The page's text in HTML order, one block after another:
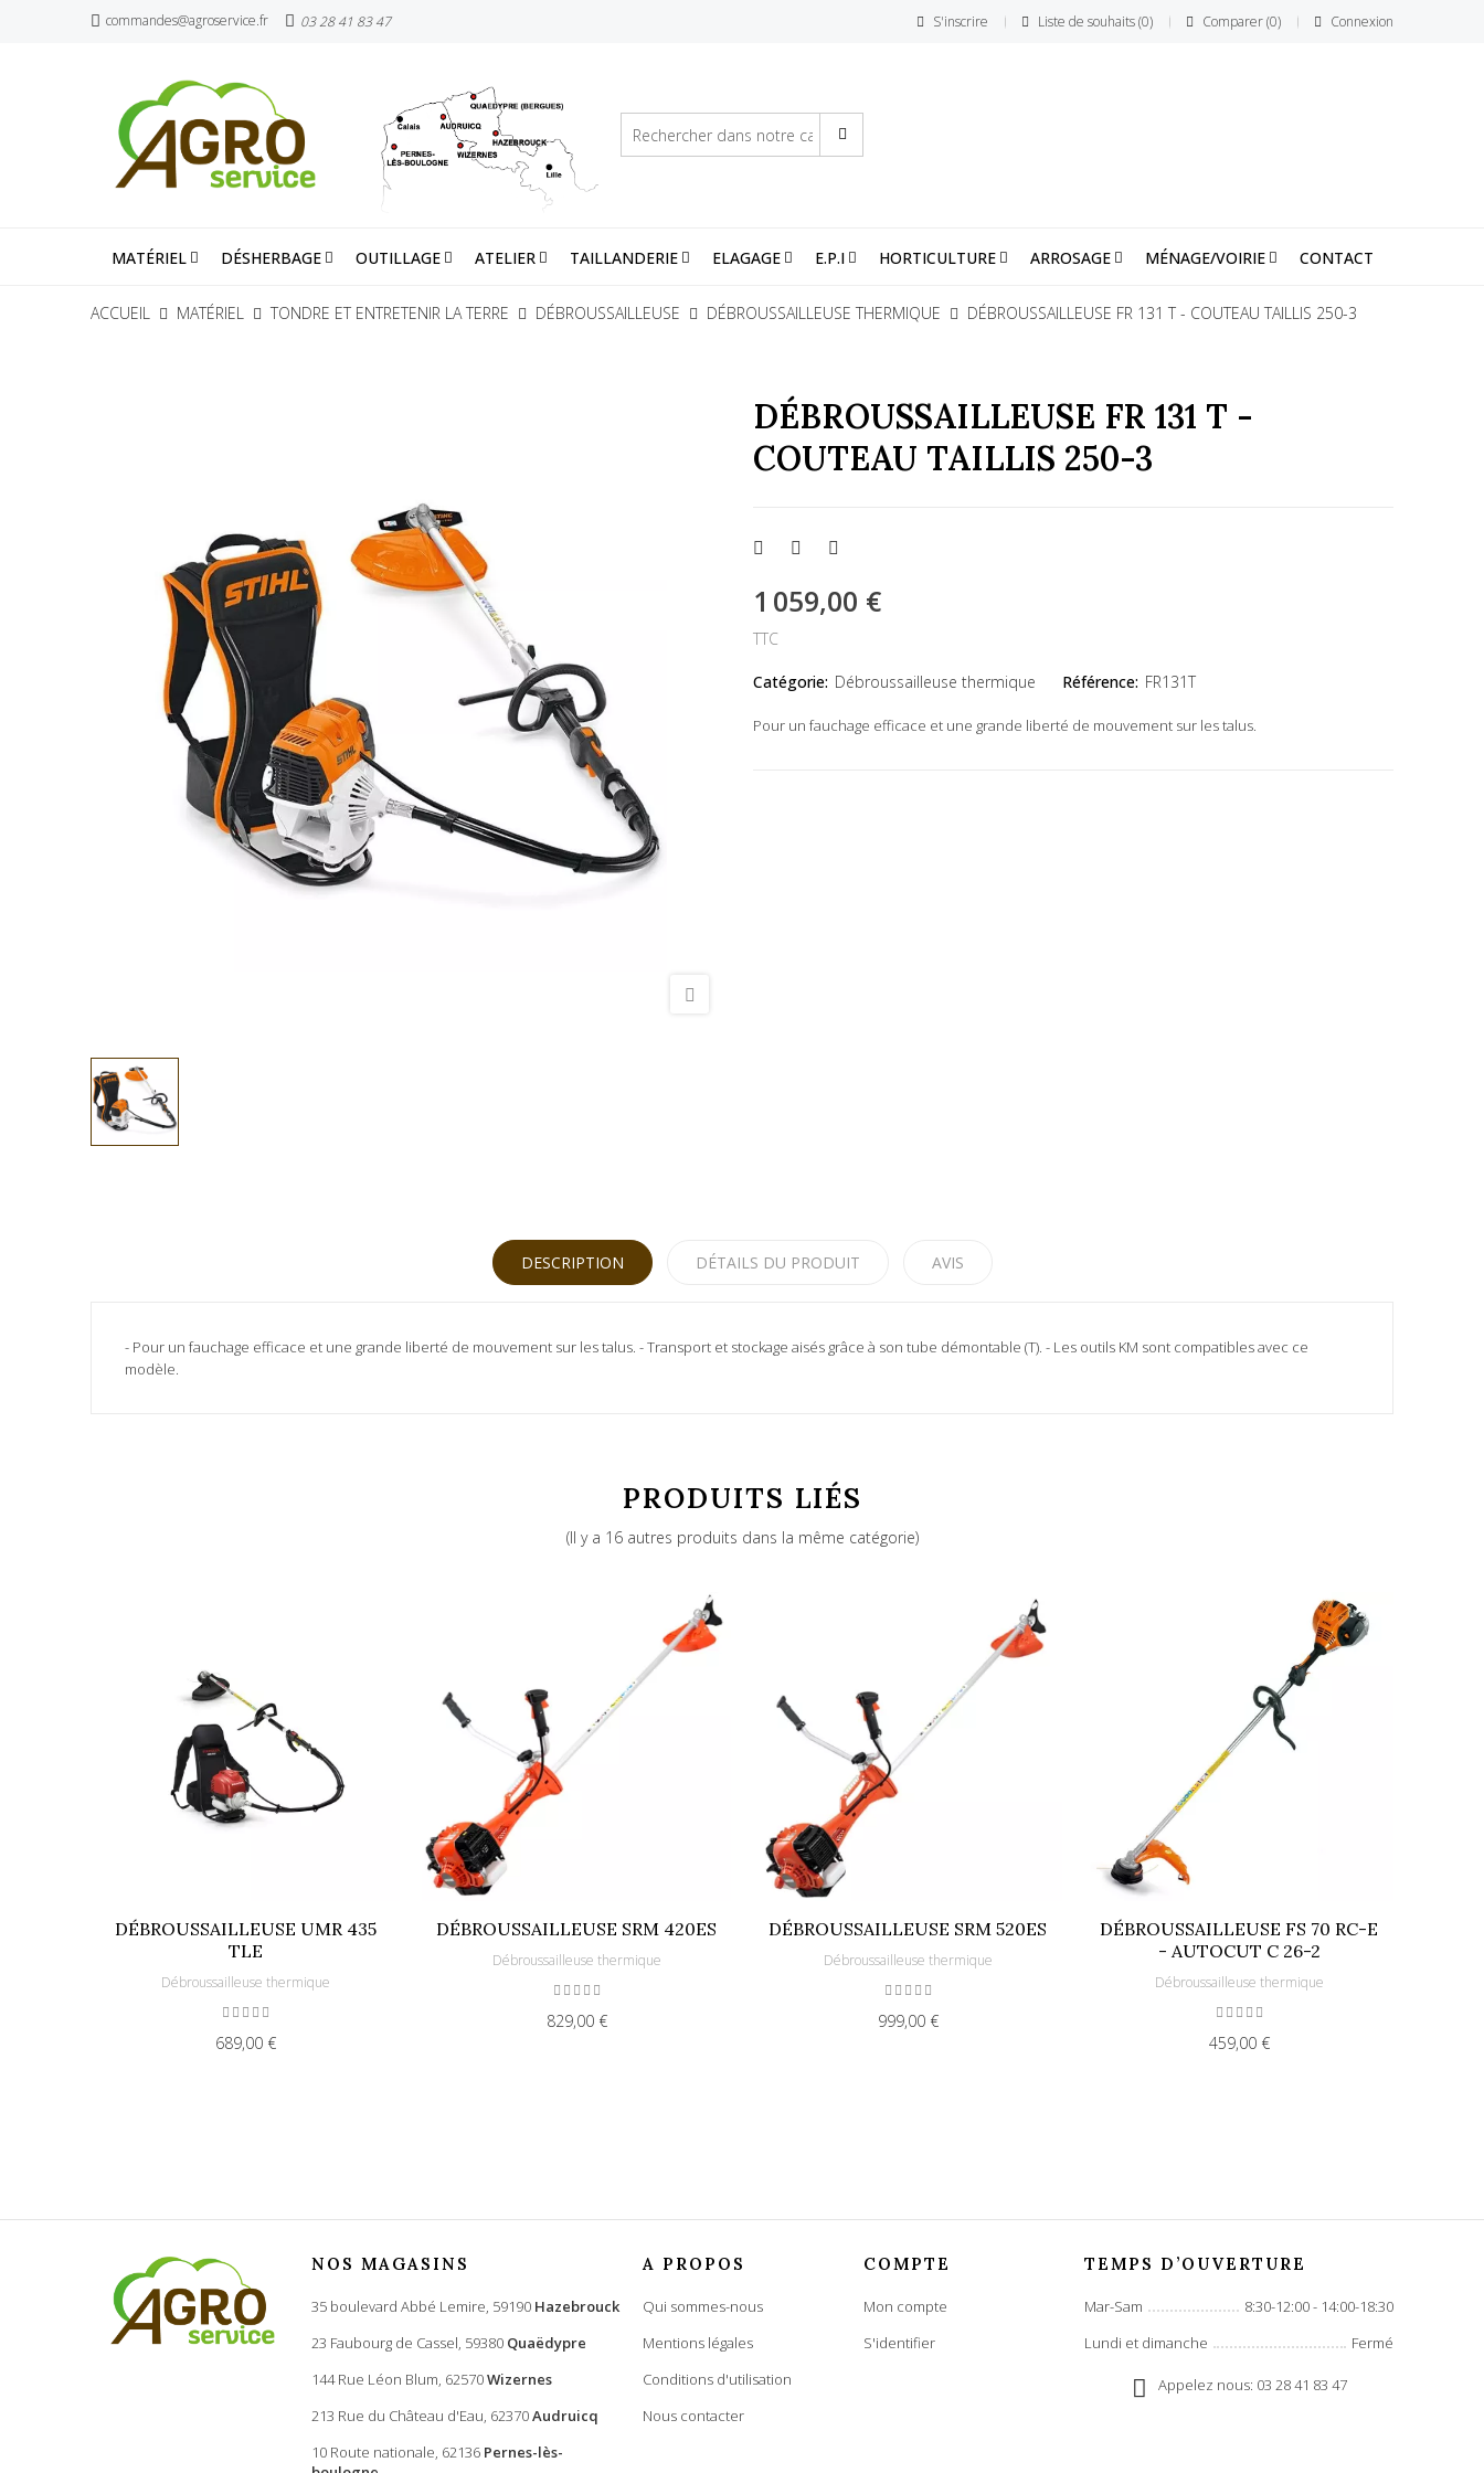
commandes@agroservice.fr 03 28 41 83 47 S'inscrire Liste de souhaits 0 Comparer 0 Connexion
MATÉRIEL DÉSHERBAGE OUTILLAGE ATELIER TAILLANDERIE ELAGAGE E.P.I HORTICULTURE ARROSAGE MÉNAGE/VOIRIE CONTACT
ACCUEIL MATÉRIEL TONDRE ET ENTRETENIR LA TERRE DÉBROUSSAILLEUSE DÉBROUSSAILLEUSE THERMIQUE DÉBROUSSAILLEUSE FR 131 T - COUTEAU TAILLIS 250-3
DÉBROUSSAILLEUSE FR 131 T -
COUTEAU TAILLIS 250-3
1 059,00 €
TTC
Catégorie: Débroussailleuse thermique Référence: FR131T
Pour un fauchage efficace et une grande liberté de mouvement sur les talus.
DESCRIPTION DÉTAILS DU PRODUIT AVIS
- Pour un fauchage efficace et une grande liberté de mouvement sur les talus. - Transport et stockage aisés grâce à son tube démontable (T). - Les outils KM sont compatibles avec ce
modèle.
Thermique
Type de démarrage Lanceur manuel
Diametre de coupe (mm)
Transmission
Couteau taillis 250-3
EAN13 886661367962
PRODUITS LIÉS
(Il y a 16 autres produits dans la même catégorie)
DÉBROUSSAILLEUSE UMR 435
TLE
Débroussailleuse thermique
689,00 €
DÉBROUSSAILLEUSE SRM 420ES
Débroussailleuse thermique
829,00 €
DÉBROUSSAILLEUSE SRM 520ES
Débroussailleuse thermique
999,00 €
DÉBROUSSAILLEUSE FS 70 RC-E
- AUTOCUT C 26-2
Débroussailleuse thermique
459,00 €
NOS MAGASINS
35 boulevard Abbé Lemire, 59190 Hazebrouck
23 Faubourg de Cassel, 59380 Quaëdypre
144 Rue Léon Blum, 62570Wizernes
213 Rue du Château d'Eau, 62370Audruicq
10 Route nationale, 62136 Pernes-lès-
A PROPOS
Qui sommes-nous
Mentions légales
Conditions d'utilisation
Nous contacter
COMPTE
Mon compte
S'identifier
TEMPS D’OUVERTURE
Mar-Sam
8:30-12:00 - 14:00-18:30
Lundi et dimanche
Fermé
Appelez nous: 03 28 41 83 47